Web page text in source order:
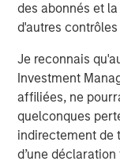
des abonnés et
d'autres
Je reconnais
Investment
affiliées, ne
quelconques
indirectement de
d’une
momentum,
greater
around
and return-to-
becoming more
the asset,